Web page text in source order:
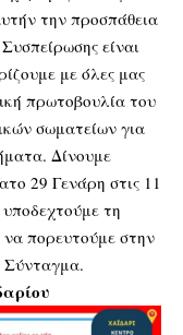
την προσπάθεια
είναι
με όλες μας
πρωτοβουλία του
σωματείων για
Δίνουμε
29 Γενάρη στις 11
τη
να πορευτούμε στην
Σύνταγμα.